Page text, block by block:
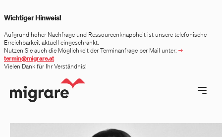
Wichtiger Hinweis!
Aufgrund hoher Nachfrage und Ressourcenknappheit ist unsere telefonische
Erreichbarkeit aktuell eingeschränkt.
Nutzen Sie auch die Möglichkeit der Terminanfrage per Mail unter:
termin@migrare.at
Vielen Dank für Ihr Verständnis!
Open